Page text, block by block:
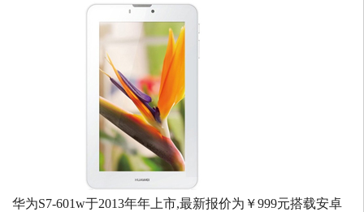
华为S7-601w于2013年年上市,最新报价为￥999元搭载安卓